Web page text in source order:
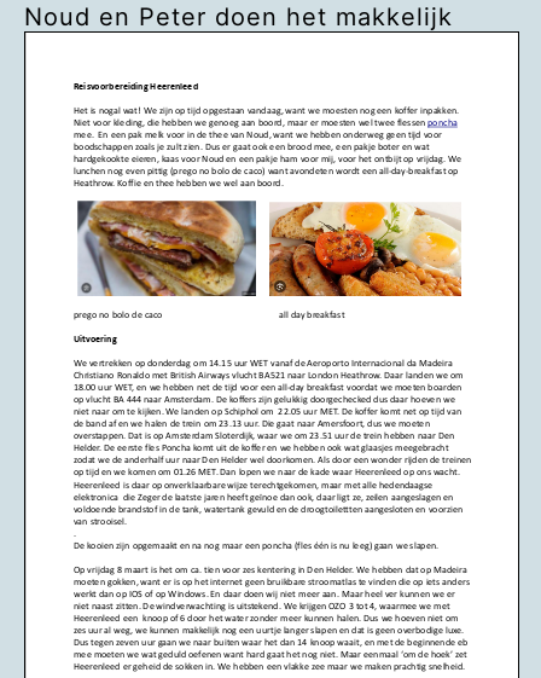
Noud en Peter doen het makkelijk